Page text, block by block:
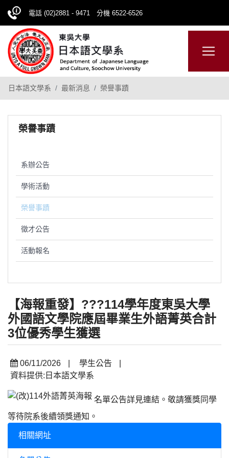
電話 (02)2881 - 9471 分機 6522-6526
日本語 ENGLISH
日本語文學系 最新消息 榮譽事蹟
榮譽事蹟
系辦公告
學術活動
榮譽事蹟
徵才公告
活動報名
【海報重發】???114學年度東吳大學
外國語文學院應屆畢業生外語菁英合計
3位優秀學生獲選
06/11/2026 學生公告
資料提供:日本語文學系
名單公告詳見連結。敬請獲獎同學
等待院系後續領獎通知。
相關網址